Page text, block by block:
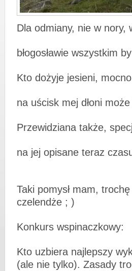
Dla odmiany, nie w nory,
błogosławie wszystkim
Kto dożyje jesieni,
na uścisk mej dłoni
Przewidziana także,
na jej opisane teraz
Taki pomysł mam,
czelendże ; )
Konkurs wspinaczkowy:
Kto uzbiera najlepszy
(ale nie tylko). Zasady